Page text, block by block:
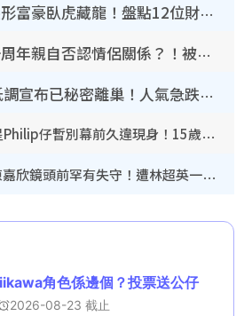
《愛回家》隱形富豪臥虎藏龍！盤點12位財氣逼人的有錢藝人：呢位靚女3億身家唔憂做
葉蒨文拍拖一周年親自否認情侶關係？！被質疑感情造假竟稱GM「普通同事」
30歲男藝人低調宣布已秘密離巢！人氣急跌變失蹤人口︰「這幾年過得並不容易」
《愛回家》童星Philip仔暫別幕前久違現身！15歲近況暴風長高蛻變帥氣少男
TVB新聞主播陳嘉欣鏡頭前罕有失守！遭林超英一句說話突襲嚇親當場大笑